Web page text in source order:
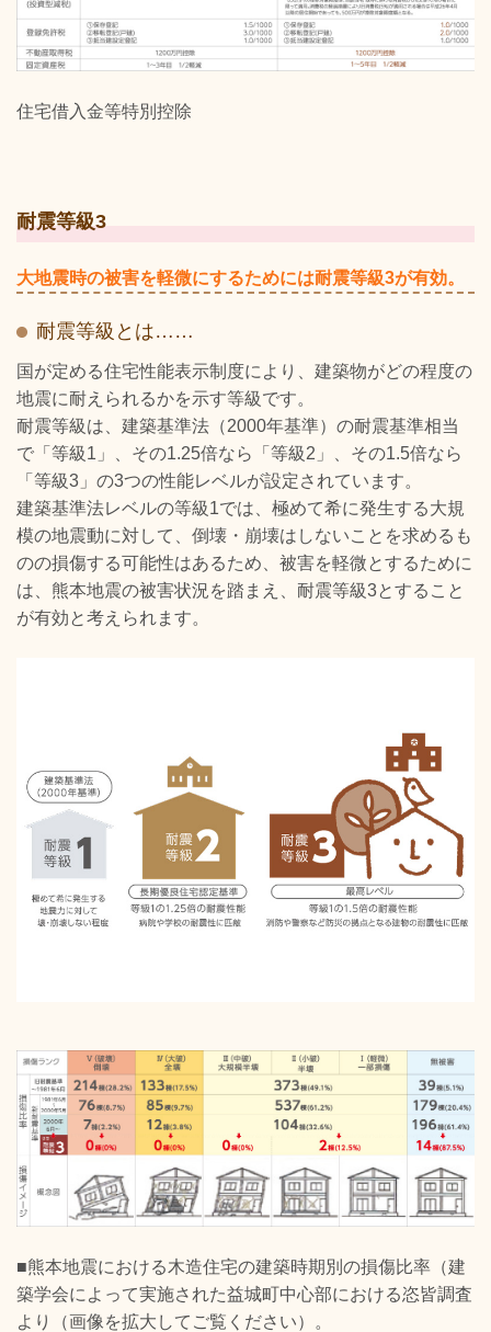
住宅借入金等特別控除
耐震等級3
大地震時の被害を軽微にするためには耐震等級3が有効。
耐震等級とは……
国が定める住宅性能表示制度により、建築物がどの程度の
地震に耐えられるかを示す等級です。
耐震等級は、建築基準法（2000年基準）の耐震基準相当
で「等級1」、その1.25倍なら「等級2」、その1.5倍なら
「等級3」の3つの性能レベルが設定されています。
建築基準法レベルの等級1では、極めて希に発生する大規
模の地震動に対して、倒壊・崩壊はしないことを求めるも
のの損傷する可能性はあるため、被害を軽微とするために
は、熊本地震の被害状況を踏まえ、耐震等級3とすること
が有効と考えられます。
■熊本地震における木造住宅の建築時期別の損傷比率（建
築学会によって実施された益城町中心部における恣皆調査
より（画像を拡大してご覧ください）。